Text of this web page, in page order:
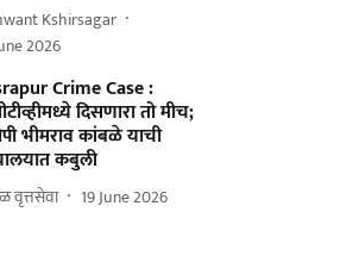
Kshirsagar
2026
Crime Case :
दिसणारा तो मीच;
भीमराव कांबळे याची
कबुली
वृत्तसेवा 19 June 2026